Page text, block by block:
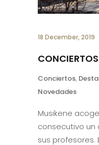
18 December, 2019
Conciertos,
Novedades
Musikene
consecutivo un
sus profesores.